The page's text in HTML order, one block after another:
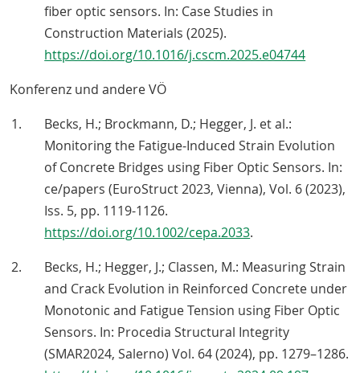
fiber optic sensors. In: Case Studies in
Construction Materials (2025).
https://doi.org/10.1016/j.cscm.2025.e04744
Konferenz und andere VÖ
Becks, H.; Brockmann, D.; Hegger, J. et al.:
Monitoring the Fatigue‐Induced Strain Evolution
of Concrete Bridges using Fiber Optic Sensors. In:
ce/papers (EuroStruct 2023, Vienna), Vol. 6 (2023),
Iss. 5, pp. 1119-1126.
https://doi.org/10.1002/cepa.2033.
Becks, H.; Hegger, J.; Classen, M.: Measuring Strain
and Crack Evolution in Reinforced Concrete under
Monotonic and Fatigue Tension using Fiber Optic
Sensors. In: Procedia Structural Integrity
(SMAR2024, Salerno) Vol. 64 (2024), pp. 1279–1286.